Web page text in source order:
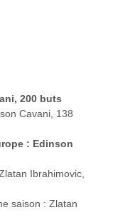
200 buts
Cavani, 138
: Edinson
Ibrahimovic,
saison : Zlatan